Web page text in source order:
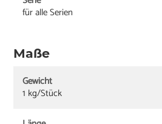
für alle Serien
Maße
Gewicht
1 kg/Stück